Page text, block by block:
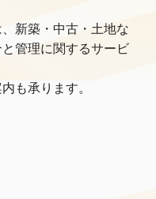
新築・中古・土地な
管理に関するサービ
も承ります。